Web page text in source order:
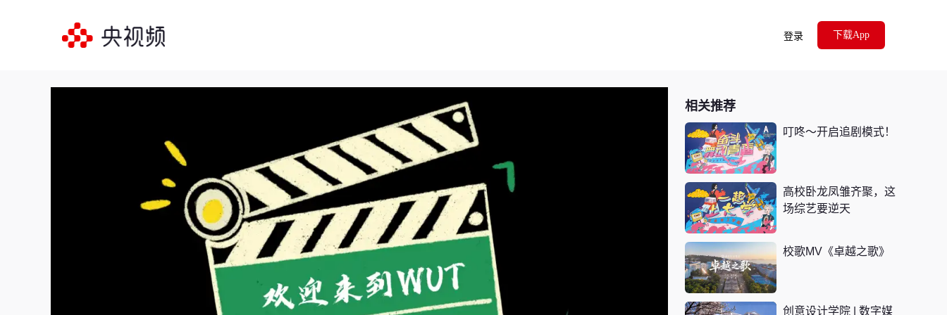
登录 下载App
相关推荐
叮咚～开启追剧模式！
高校卧龙凤雏齐聚，这
场综艺要逆天
校歌MV《卓越之歌》
创意设计学院 | 数字媒